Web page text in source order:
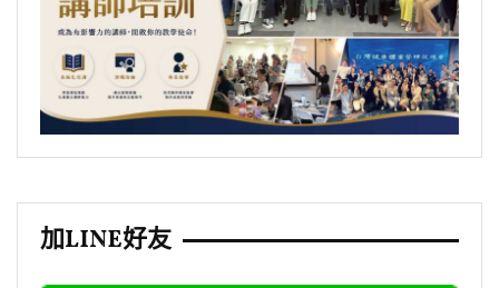
加LINE好友